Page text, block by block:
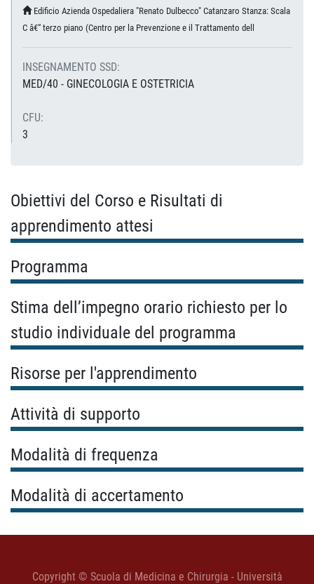
Edificio Azienda Ospedaliera "Renato Dulbecco" Catanzaro Stanza: Scala
C â€“ terzo piano (Centro per la Prevenzione e il Trattamento dell
INSEGNAMENTO SSD:
MED/40 - GINECOLOGIA E OSTETRICIA
CFU:
3
Obiettivi del Corso e Risultati di
apprendimento attesi
Programma
Stima dell’impegno orario richiesto per lo
studio individuale del programma
Risorse per l'apprendimento
Attività di supporto
Modalità di frequenza
Modalità di accertamento
Copyright © Scuola di Medicina e Chirurgia - Università